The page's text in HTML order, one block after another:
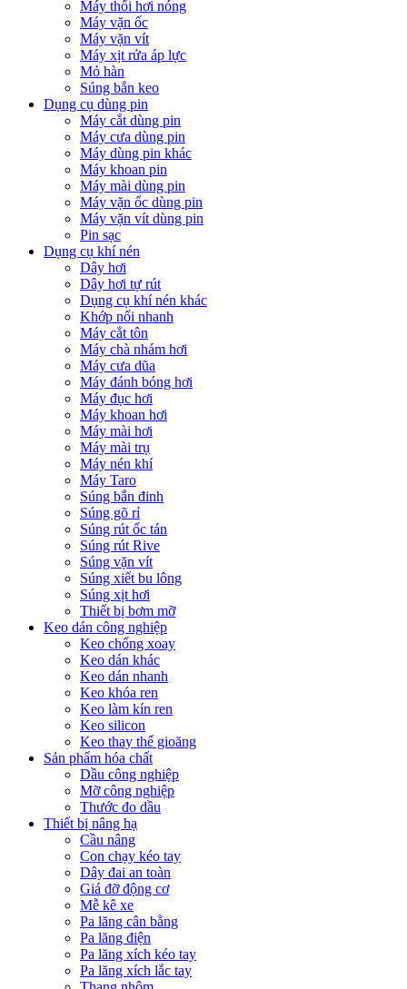
Máy thổi hơi nóng
Máy vặn ốc
Máy vặn vít
Máy xịt rửa áp lực
Mỏ hàn
Súng bắn keo
Dụng cụ dùng pin
Máy cắt dùng pin
Máy cưa dùng pin
Máy dùng pin khác
Máy khoan pin
Máy mài dùng pin
Máy vặn ốc dùng pin
Máy vặn vít dùng pin
Pin sạc
Dụng cụ khí nén
Dây hơi
Dây hơi tự rút
Dụng cụ khí nén khác
Khớp nối nhanh
Máy cắt tôn
Máy chà nhám hơi
Máy cưa dũa
Máy đánh bóng hơi
Máy đục hơi
Máy khoan hơi
Máy mài hơi
Máy mài trụ
Máy nén khí
Máy Taro
Súng bắn đinh
Súng gõ rỉ
Súng rút ốc tán
Súng rút Rive
Súng vặn vít
Súng xiết bu lông
Súng xịt hơi
Thiết bị bơm mỡ
Keo dán công nghiệp
Keo chống xoay
Keo dán khác
Keo dán nhanh
Keo khóa ren
Keo làm kín ren
Keo silicon
Keo thay thế gioăng
Sản phẩm hóa chất
Dầu công nghiệp
Mỡ công nghiệp
Thước đo dầu
Thiết bị nâng hạ
Cầu nâng
Con chạy kéo tay
Dây đai an toàn
Giá đỡ động cơ
Mễ kê xe
Pa lăng cân bằng
Pa lăng điện
Pa lăng xích kéo tay
Pa lăng xích lắc tay